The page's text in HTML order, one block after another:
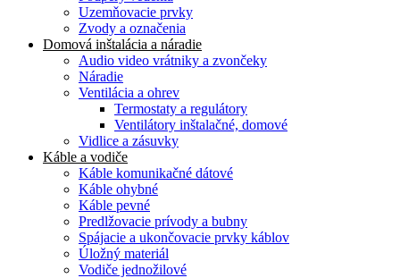
Uzemňovacie prvky
Zvody a označenia
Domová inštalácia a náradie
Audio video vrátniky a zvončeky
Náradie
Ventilácia a ohrev
Termostaty a regulátory
Ventilátory inštalačné, domové
Vidlice a zásuvky
Káble a vodiče
Káble komunikačné dátové
Káble ohybné
Káble pevné
Predlžovacie prívody a bubny
Spájacie a ukončovacie prvky káblov
Úložný materiál
Vodiče jednožilové